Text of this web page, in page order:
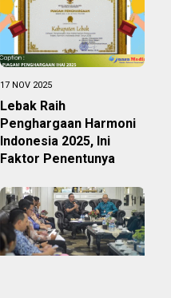
17 NOV 2025
Lebak Raih
Penghargaan Harmoni
Indonesia 2025, Ini
Faktor Penentunya